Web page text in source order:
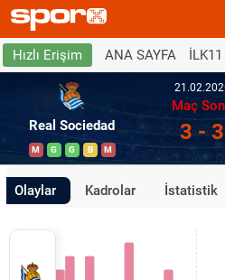
Hızlı Erişim ANA SAYFA İLK11
Real Sociedad
M G G B M
Maç
3 - 3
Olaylar Kadrolar İstatistik